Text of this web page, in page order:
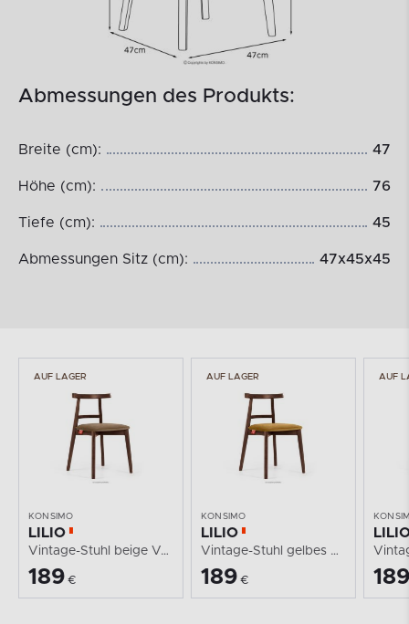
Abmessungen des Produkts:
Breite (cm): 47
Höhe (cm): 76
Tiefe (cm): 45
Abmessungen Sitz (cm): 47x45x45
AUF LAGER
KONSIMO
LILIO
Vintage-Stuhl gelbes Velours nussbaum mittel
189 €
AUF LAGER
KONSIMO
LILIO
Vintage-Stuhl aus Velours-Stoff/hellem Eichenholz...
189 € 189